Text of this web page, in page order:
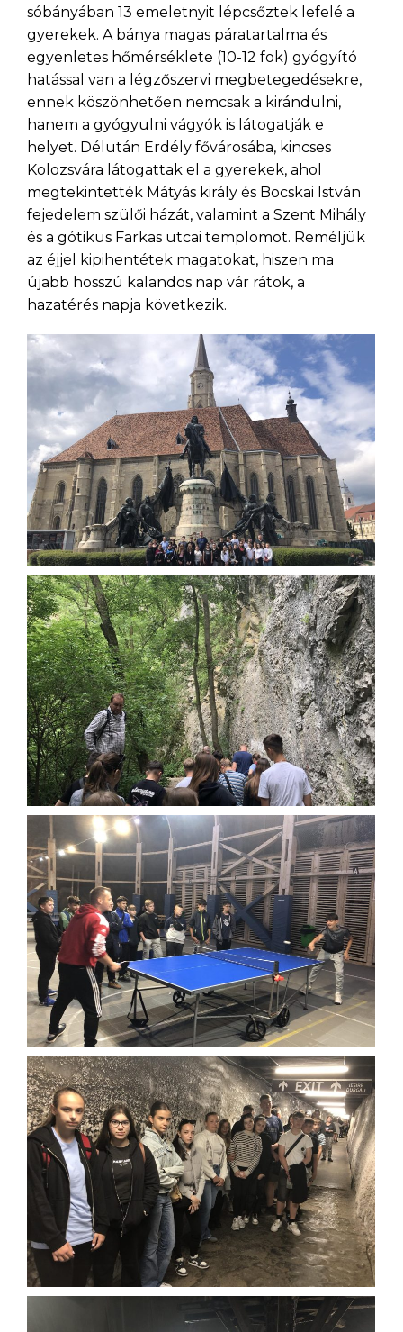
sóbányában 13 emeletnyit lépcsőztek lefelé a
gyerekek. A bánya magas páratartalma és
egyenletes hőmérséklete (10-12 fok) gyógyító
hatással van a légzőszervi megbetegedésekre,
ennek köszönhetően nemcsak a kirándulni,
hanem a gyógyulni vágyók is látogatják e
helyet. Délután Erdély fővárosába, kincses
Kolozsvára látogattak el a gyerekek, ahol
megtekintették Mátyás király és Bocskai István
fejedelem szülői házát, valamint a Szent Mihály
és a gótikus Farkas utcai templomot. Reméljük
az éjjel kipihentétek magatokat, hiszen ma
újabb hosszú kalandos nap vár rátok, a
hazatérés napja következik.